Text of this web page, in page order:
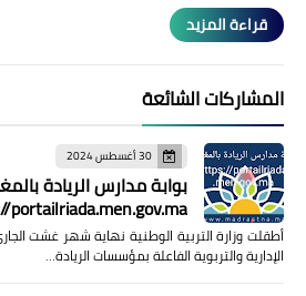
قراءة المزيد
المشاركات الشائعة
30 أغسطس 2024
بوابة مدارس الريادة
portailriada.men.gov.ma
أطقلت وزارة التربية الوطنية نهاية شهر غشت
الإدارية والتربوية الفاعلة بمؤسسات الريادة…